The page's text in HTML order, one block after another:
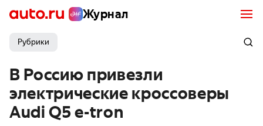
Журнал
Рубрики
В Россию привезли
электрические кроссоверы
Audi Q5 e-tron